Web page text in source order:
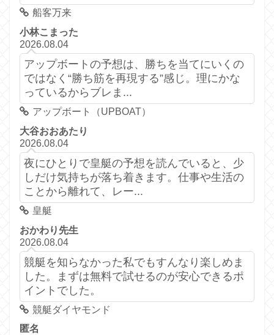
船客万来
小林こまった
2026.08.04
アップボートの予想は、勝ちを当てにいくの
ではなく“勝ち筋を再現する”感じ。理にかな
っているからブレま...
アップボート（UPBOAT）
大谷おおあたり
2026.08.04
夜にひとりで皇艇の予想を読んでいると、少
しだけ気持ちが落ち着きます。仕事や生活の
ことから離れて、レー...
皇艇
おかわり先生
2026.08.04
競艇を知らなかった私でもすんなり楽しめま
した。まずは無料で試せるのが安心できるポ
イントでした。
競艇ダイヤモンド
匿名